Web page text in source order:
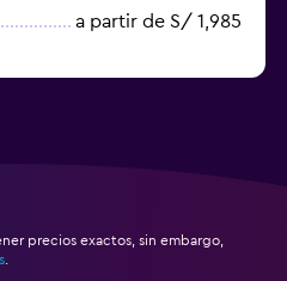
a partir de S/ 1,985
precios exactos, sin embargo,